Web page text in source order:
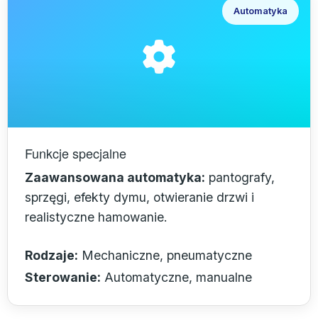
Automatyka
Funkcje specjalne
Zaawansowana automatyka: pantografy,
sprzęgi, efekty dymu, otwieranie drzwi i
realistyczne hamowanie.
Rodzaje: Mechaniczne, pneumatyczne
Sterowanie: Automatyczne, manualne